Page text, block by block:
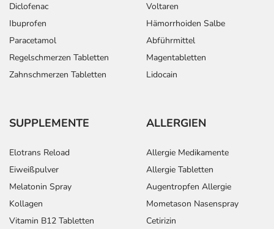
Diclofenac
Ibuprofen
Paracetamol
Regelschmerzen Tabletten
Zahnschmerzen Tabletten
Voltaren
Hämorrhoiden Salbe
Abführmittel
Magentabletten
Lidocain
SUPPLEMENTE
Elotrans Reload
Eiweißpulver
Melatonin Spray
Kollagen
Vitamin B12 Tabletten
ALLERGIEN
Allergie Medikamente
Allergie Tabletten
Augentropfen Allergie
Mometason Nasenspray
Cetirizin